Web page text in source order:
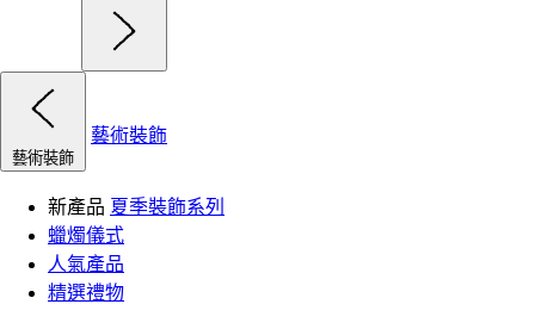
藝術裝飾
藝術裝飾
新產品 夏季裝飾系列
蠟燭儀式
人氣產品
精選禮物